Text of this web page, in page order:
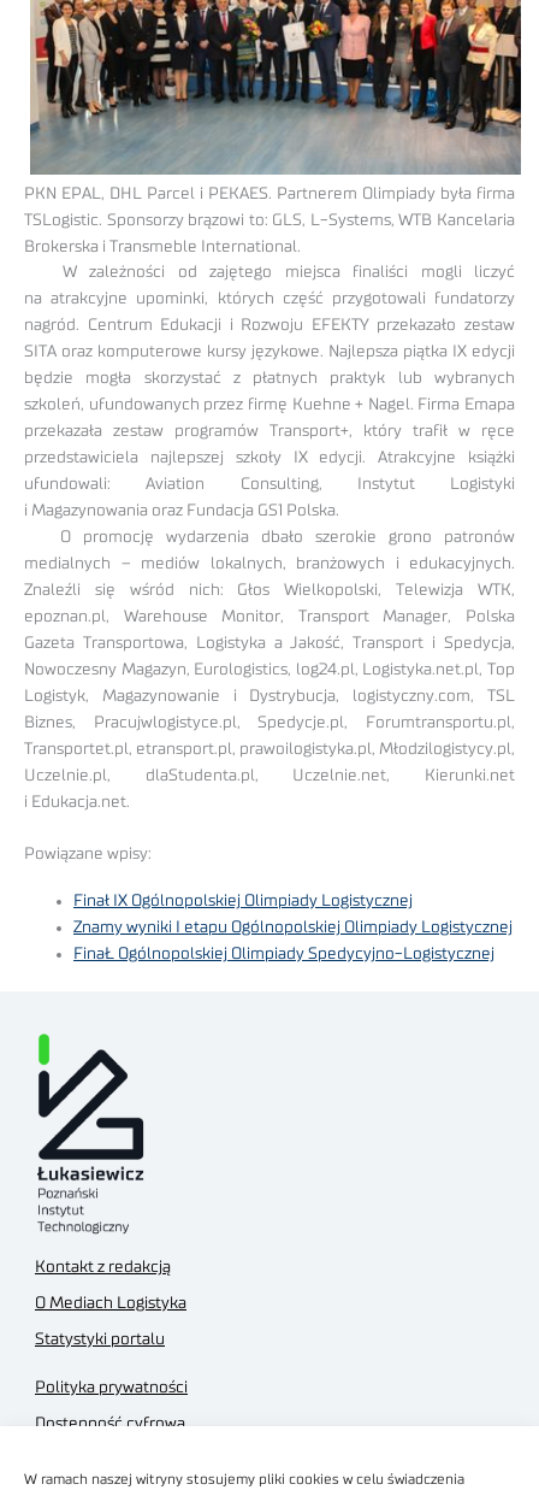
W ramach naszej witryny stosujemy pliki cookies w celu świadczenia
PKN EPAL, DHL Parcel i PEKAES. Partnerem Olimpiady była firma
TSLogistic. Sponsorzy brązowi to: GLS, L-Systems, WTB Kancelaria
Brokerska i Transmeble International.
W zależności od zajętego miejsca finaliści mogli liczyć
na atrakcyjne upominki, których część przygotowali fundatorzy
nagród. Centrum Edukacji i Rozwoju EFEKTY przekazało zestaw
SITA oraz komputerowe kursy językowe. Najlepsza piątka IX edycji
będzie mogła skorzystać z płatnych praktyk lub wybranych
szkoleń, ufundowanych przez firmę Kuehne + Nagel. Firma Emapa
przekazała zestaw programów Transport+, który trafił w ręce
przedstawiciela najlepszej szkoły IX edycji. Atrakcyjne książki
ufundowali: Aviation Consulting, Instytut Logistyki
i Magazynowania oraz Fundacja GS1 Polska.
O promocję wydarzenia dbało szerokie grono patronów
medialnych – mediów lokalnych, branżowych i edukacyjnych.
Znaleźli się wśród nich: Głos Wielkopolski, Telewizja WTK,
epoznan.pl, Warehouse Monitor, Transport Manager, Polska
Gazeta Transportowa, Logistyka a Jakość, Transport i Spedycja,
Nowoczesny Magazyn, Eurologistics, log24.pl, Logistyka.net.pl, Top
Logistyk, Magazynowanie i Dystrybucja, logistyczny.com, TSL
Biznes, Pracujwlogistyce.pl, Spedycje.pl, Forumtransportu.pl,
Transportet.pl, etransport.pl, prawoilogistyka.pl, Młodzilogistycy.pl,
Uczelnie.pl, dlaStudenta.pl, Uczelnie.net, Kierunki.net
i Edukacja.net.
Powiązane wpisy:
Finał IX Ogólnopolskiej Olimpiady Logistycznej
Znamy wyniki I etapu Ogólnopolskiej Olimpiady Logistycznej
FinaŁ Ogólnopolskiej Olimpiady Spedycyjno-Logistycznej
Kontakt z redakcją
O Mediach Logistyka
Statystyki portalu
Polityka prywatności
Dostępność cyfrowa